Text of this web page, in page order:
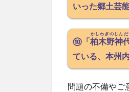
いった郷土芸
⑩「柏木野神
かしわぎのじんだ
ている、本州
問題の不備やご